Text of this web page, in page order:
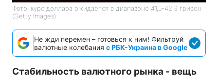
Фото: курс доллара ожидается в диапазоне 41,5-42,3 гривен
(Getty Images)
Не жди перемен – готовься к ним! Фильтруй
валютные колебания с РБК-Украина в Google
Стабильность валютного рынка - вещь